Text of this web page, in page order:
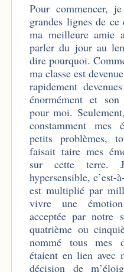
Pour commencer,
grandes lignes de ce
ma meilleure amie
parler du jour au
dire pourquoi.
ma classe est
rapidement
énormément et
pour moi.
constamment mes
petits problèmes,
faisait taire mes
sur cette terre.
hypersensible, c’est-
est multiplié par
vivre une
acceptée par notre
quatrième ou
nommé tous mes
étaient en lien avec
décision de